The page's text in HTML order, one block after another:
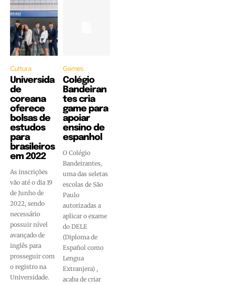
Cultura
Universida
de
coreana
oferece
bolsas de
estudos
para
brasileiros
em 2022
As inscrições
vão até o dia 19
de Junho de
2022, sendo
necessário
possuir nível
avançado de
inglês para
prosseguir com
o registro na
Universidade.
Games
Colégio
Bandeiran
tes cria
game para
apoiar
ensino de
espanhol
O Colégio
Bandeirantes,
uma das seletas
escolas de São
Paulo
autorizadas a
aplicar o exame
do DELE
(Diploma de
Español como
Lengua
Extranjera) ,
acaba de criar